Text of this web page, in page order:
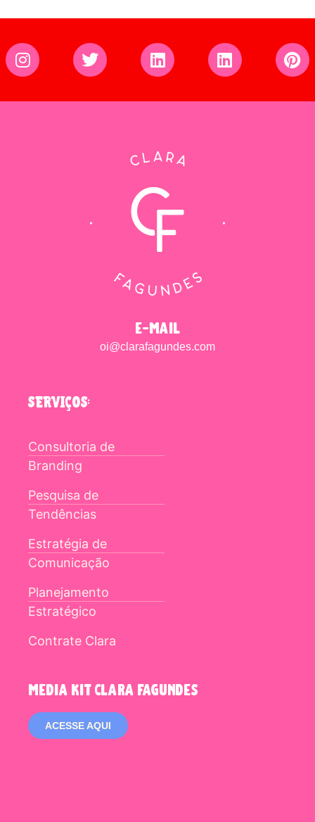
e-mail
oi@clarafagundes.com
SERVIÇOS:
Consultoria de
Branding
Pesquisa de
Tendências
Estratégia de
Comunicação
Planejamento
Estratégico
Contrate Clara
media kit clara fagundes
ACESSE AQUI